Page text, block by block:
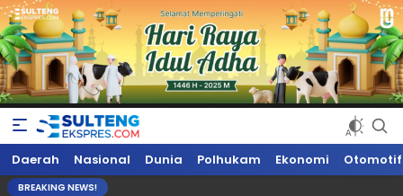
Sultengekspres.com
Berita Seputar Sulteng Hari Ini, Update Terkini, Suaranya Rakyat
Sulteng
Daerah Nasional Dunia Polhukam Ekonomi Otomotif
BREAKING NEWS!